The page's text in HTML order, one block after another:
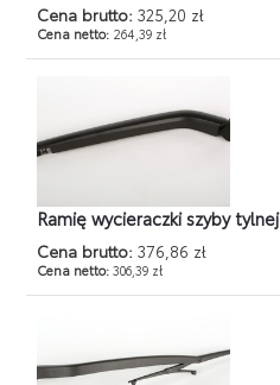
Cena brutto: 325,20 zł
Cena netto: 264,39 zł
Ramię wycieraczki szyby tylnej
Cena brutto: 376,86 zł
Cena netto:306,39 zł